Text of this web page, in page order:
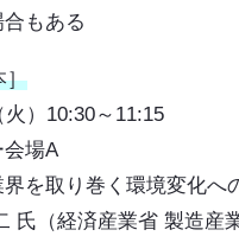
もある
］
火）10:30～11:15
場A
界を取り巻く環境変化へ
氏（経済産業省 製造産